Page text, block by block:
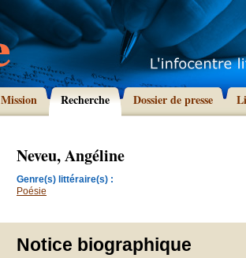
Mission Recherche Dossier de presse
Neveu, Angéline
Genre(s) littéraire(s) :
Poésie
Notice biographique